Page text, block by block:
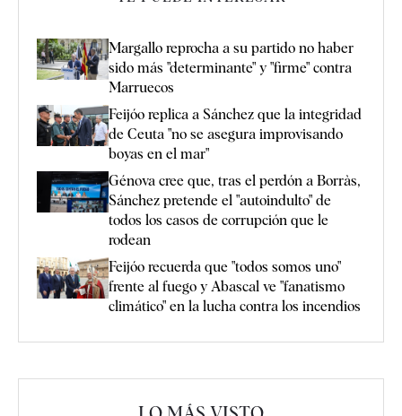
Margallo reprocha a su partido no haber
sido más "determinante" y "firme" contra
Marruecos
Feijóo replica a Sánchez que la integridad
de Ceuta "no se asegura improvisando
boyas en el mar"
Génova cree que, tras el perdón a Borràs,
Sánchez pretende el "autoindulto" de
todos los casos de corrupción que le
rodean
Feijóo recuerda que "todos somos uno"
frente al fuego y Abascal ve "fanatismo
climático" en la lucha contra los incendios